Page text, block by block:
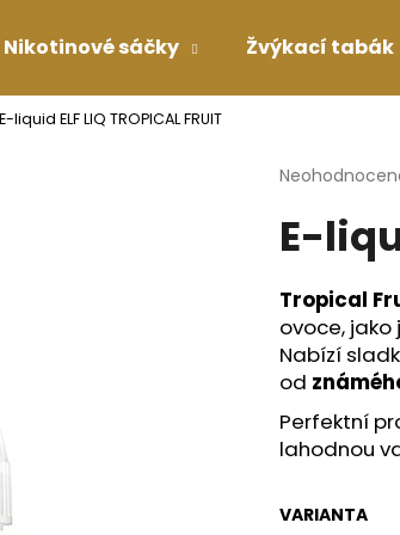
Nikotinové sáčky Žvýkací tabák
E-liquid ELF LIQ TROPICAL FRUIT
Průměrné
produktu
je
z
5
hvězdiček.
E-
Tropical
ovoce,
Nabízí
od
Perfektní
lahodnou
VARIANTA
Co potřebujete najít?